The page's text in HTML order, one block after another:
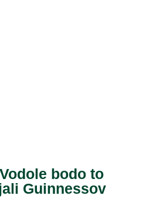
bodo to
Guinnessov